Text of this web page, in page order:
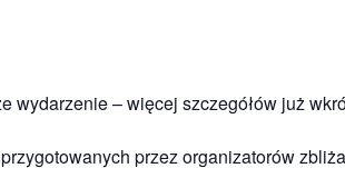
wydarzenie – więcej szczegółów już
przez organizatorów